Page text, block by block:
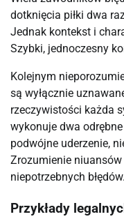
dotknięcia piłki dwa
Jednak kontekst i
Szybki, jednoczesny
Kolejnym
są wyłącznie
rzeczywistości każda
wykonuje dwa
podwójne uderzenie,
Zrozumienie
niepotrzebnych błędów.
Przykłady